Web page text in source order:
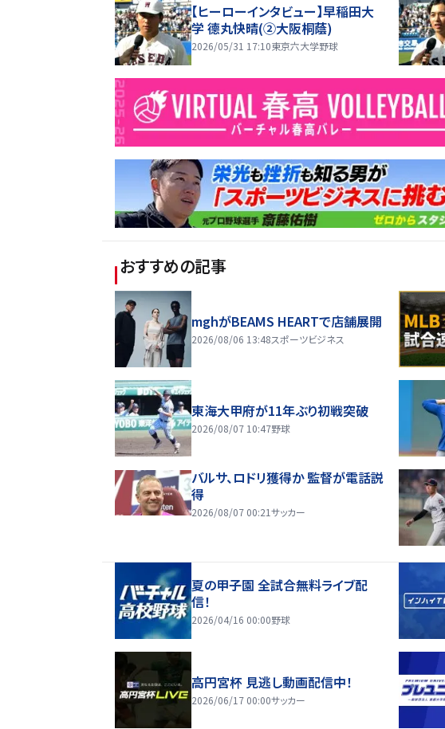
【ヒーローインタビュー】早稲田大
学 德丸快晴(②大阪桐蔭)
2026/05/31 17:10東京六大学野球
おすすめの記事
mghがBEAMS HEARTで店舗展開
2026/08/06 13:48スポーツビジネス
東海大甲府が11年ぶり初戦突破
2026/08/07 10:47野球
バルサ、ロドリ獲得か 監督が電話説
得
2026/08/07 00:21サッカー
夏の甲子園 全試合無料ライブ配
信！
2026/04/16 00:00野球
高円宮杯 見逃し動画配信中！
2026/06/17 00:00サッカー